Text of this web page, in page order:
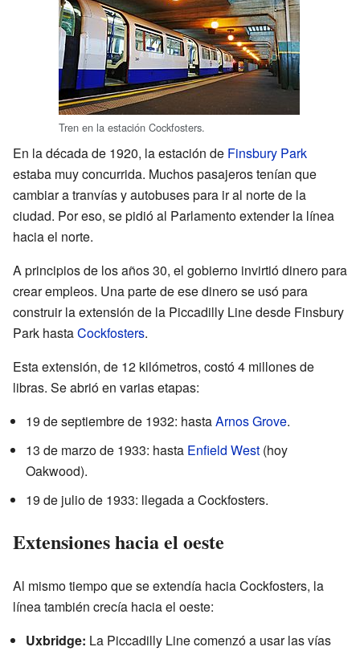
Tren en la estación Cockfosters.
En la década de 1920, la estación de Finsbury Park
estaba muy concurrida. Muchos pasajeros tenían que
cambiar a tranvías y autobuses para ir al norte de la
ciudad. Por eso, se pidió al Parlamento extender la línea
hacia el norte.
A principios de los años 30, el gobierno invirtió dinero para
crear empleos. Una parte de ese dinero se usó para
construir la extensión de la Piccadilly Line desde Finsbury
Park hastaCockfosters.
Esta extensión, de 12 kilómetros, costó 4 millones de
libras. Se abrió en varias etapas:
19 de septiembre de 1932: hastaArnos Grove.
13 de marzo de 1933: hasta Enfield West (hoy
Oakwood).
19 de julio de 1933: llegada a Cockfosters.
Extensiones hacia el oeste
Al mismo tiempo que se extendía hacia Cockfosters, la
línea también crecía hacia el oeste:
Uxbridge: La Piccadilly Line comenzó a usar las vías